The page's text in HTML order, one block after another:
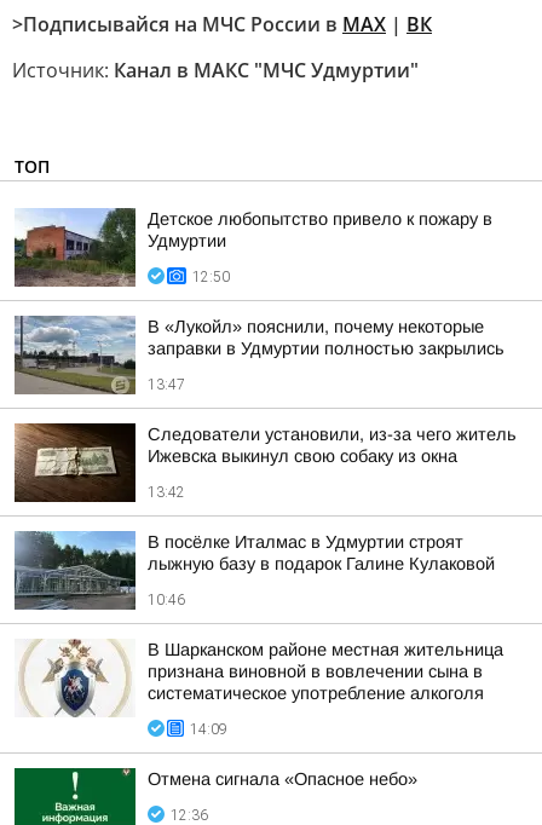
>Подписывайся на МЧС России в MAX | ВК
Источник: Канал в МАКС "МЧС Удмуртии"
ТОП
Детское любопытство привело к пожару в
Удмуртии
12:50
В «Лукойл» пояснили, почему некоторые
заправки в Удмуртии полностью закрылись
13:47
Следователи установили, из-за чего житель
Ижевска выкинул свою собаку из окна
13:42
В посёлке Италмас в Удмуртии строят
лыжную базу в подарок Галине Кулаковой
10:46
В Шарканском районе местная жительница
признана виновной в вовлечении сына в
систематическое употребление алкоголя
14:09
Отмена сигнала «Опасное небо»
12:36